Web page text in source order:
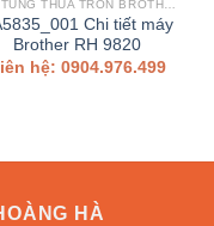
Chi tiết máy
Brother RH 9820
hệ: 0904.976.499
HÀ